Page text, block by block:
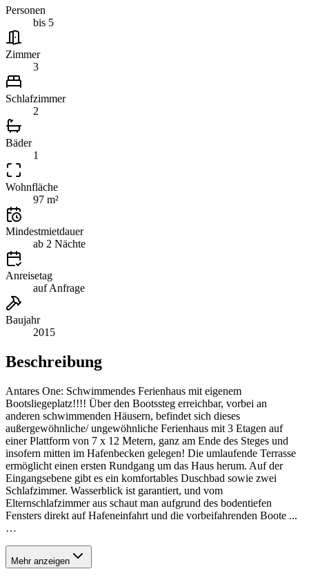
Personen
bis 5
Zimmer
3
Schlafzimmer
2
Bäder
1
Wohnfläche
97 m²
Mindestmietdauer
ab 2 Nächte
Anreisetag
auf Anfrage
Baujahr
2015
Beschreibung
Antares One: Schwimmendes Ferienhaus mit eigenem
Bootsliegeplatz!!!! Über den Bootssteg erreichbar, vorbei an
anderen schwimmenden Häusern, befindet sich dieses
außergewöhnliche/ ungewöhnliche Ferienhaus mit 3 Etagen auf
einer Plattform von 7 x 12 Metern, ganz am Ende des Steges und
insofern mitten im Hafenbecken gelegen! Die umlaufende Terrasse
ermöglicht einen ersten Rundgang um das Haus herum. Auf der
Eingangsebene gibt es ein komfortables Duschbad sowie zwei
Schlafzimmer. Wasserblick ist garantiert, und vom
Elternschlafzimmer aus schaut man aufgrund des bodentiefen
Fensters direkt auf Hafeneinfahrt und die vorbeifahrenden Boote ...
…
Mehr anzeigen